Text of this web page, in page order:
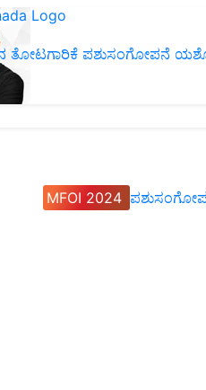
ತೋಟಗಾರಿಕೆ ಪಶುಸಂಗೋಪನೆ
MFOI 2024